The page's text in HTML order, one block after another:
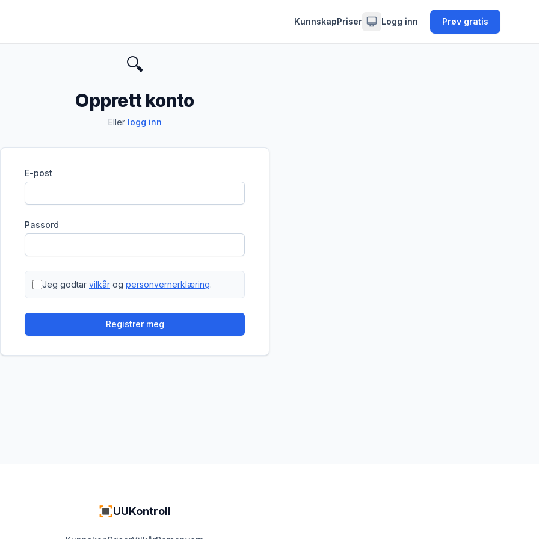
KunnskapPriser Logg inn Prøv gratis
🔍
Opprett konto
Eller logg inn
E-post
Passord
Jeg godtar vilkår og personvernerklæring.
Registrer meg
UUKontroll